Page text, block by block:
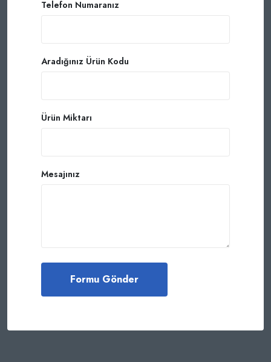
Telefon Numaranız
Aradığınız Ürün Kodu
Ürün Miktarı
Mesajınız